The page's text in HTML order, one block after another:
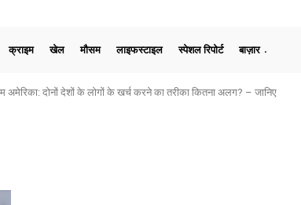
क्राइम खेल मौसम लाइफस्टाइल स्पेशल रिपोर्ट बाज़ार
अमेरिका: दोनों देशों के लोगों के खर्च करने का तरीका कितना अलग? – जानिए